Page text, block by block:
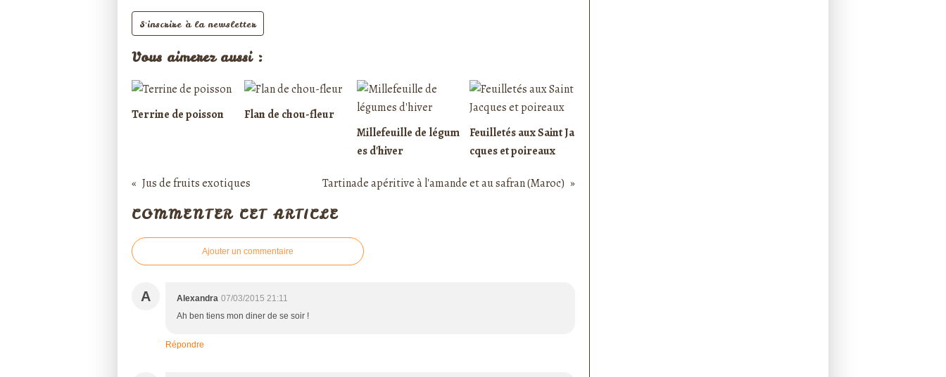
S'inscrire à la newsletter
Vous aimerez aussi :
Terrine de poisson
Flan de chou-fleur
Millefeuille de légum
es d'hiver
Feuilletés aux Saint Ja
cques et poireaux
Jus de fruits exotiques Tartinade apéritive à l'amande et au safran (Maroc)
COMMENTER CET ARTICLE
Ajouter un commentaire
A Alexandra 07/03/2015 21:11
Ah ben tiens mon diner de se soir !
Répondre